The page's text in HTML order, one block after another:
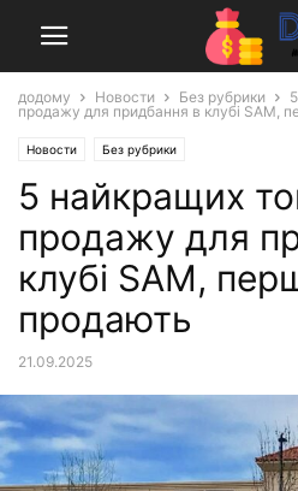
додому Новости Без рубрики
продажу для придбання в клубі SAM,
Новости Без рубрики
5 найкращих
продажу для
клубі SAM,
продають
21.09.2025